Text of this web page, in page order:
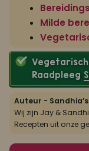
Milde
Raadpleeg
Auteur -
Wij zijn Jay &
Recepten uit onze